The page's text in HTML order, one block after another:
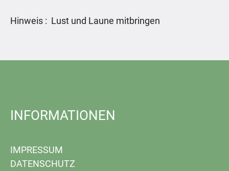
Hinweis : Lust und Laune mitbringen
INFORMATIONEN
IMPRESSUM
DATENSCHUTZ